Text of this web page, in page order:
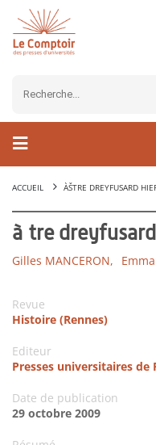
ACCUEIL ÀŠTRE DREYFUSARD
àŠtre
Gilles MANCERON,
Revue
Histoire (Rennes)
Editeur
Presses universitaires de
Date de publication
29 octobre 2009